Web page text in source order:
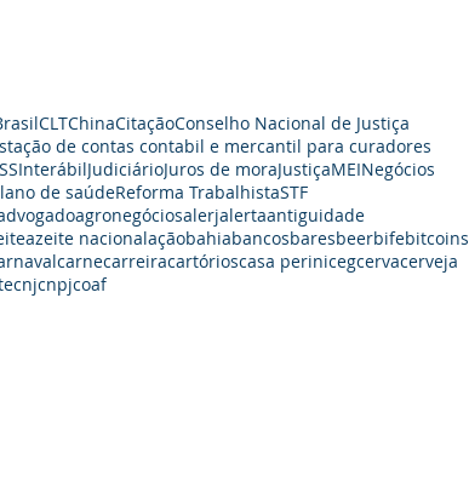
CLTChinaCitaçãoConselho Nacional de Justiça
de contas contabil e mercantil para curadores
InterábilJudiciárioJuros de moraJustiçaMEINegócios
de saúdeReforma TrabalhistaSTF
agronegóciosalerjalertaantiguidade
azeite nacionalaçãobahiabancosbaresbeerbifebitcoins
carnecarreiracartórioscasa perinicegcervacerveja
cnjcnpjcoaf